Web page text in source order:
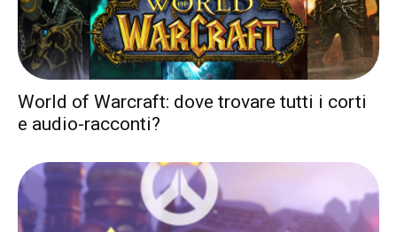
World of Warcraft: dove trovare tutti i corti
e audio-racconti?